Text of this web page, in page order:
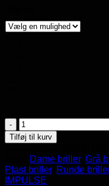
Læsebriller
IMPULSE
Read3667
antal
Tilføj til kurv
Dame briller, Grå
Plast briller, Runde
IMPULSE